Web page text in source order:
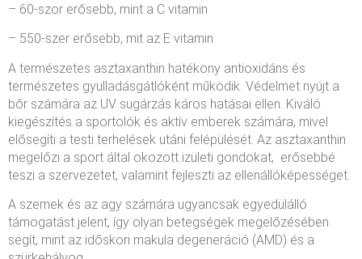
– 60-szor erősebb, mint a C vitamin
– 550-szer erősebb, mit az E vitamin
A természetes asztaxanthin hatékony antioxidáns és
természetes gyulladásgátlóként működik. Védelmet nyújt a
bőr számára az UV sugárzás káros hatásai ellen. Kiváló
kiegészítés a sportolók és aktív emberek számára, mivel
elősegíti a testi terhelések utáni felépülését. Az asztaxanthin
megelőzi a sport által okozott izületi gondokat, erősebbé
teszi a szervezetet, valamint fejleszti az ellenállóképességet.
A szemek és az agy számára ugyancsak egyedülálló
támogatást jelent, így olyan betegségek megelőzésében
segít, mint az időskori makula degeneráció (AMD) és a